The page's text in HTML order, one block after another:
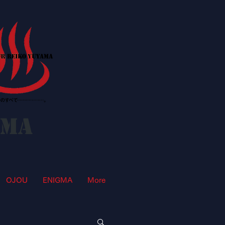
OJOU ENIGMA More